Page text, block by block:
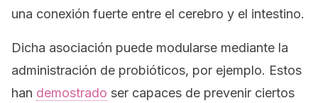
una conexión fuerte entre el cerebro y el intestino.
Dicha asociación puede modularse mediante la
administración de probióticos, por ejemplo. Estos
han demostrado ser capaces de prevenir ciertos